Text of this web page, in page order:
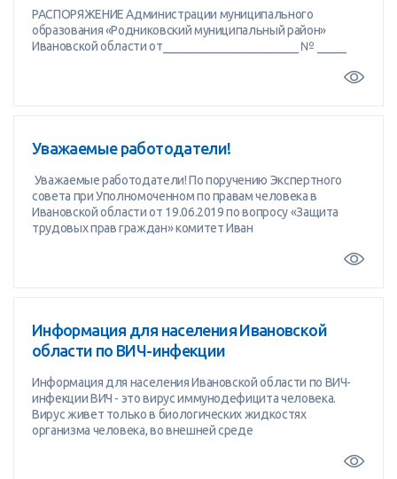
РАСПОРЯЖЕНИЕ Администрации муниципального
образования «Родниковский муниципальный район»
Ивановской области от_______________________ № _____
Уважаемые работодатели!
Уважаемые работодатели! По поручению Экспертного
совета при Уполномоченном по правам человека в
Ивановской области от 19.06.2019 по вопросу «Защита
трудовых прав граждан» комитет Иван
Информация для населения Ивановской
области по ВИЧ-инфекции
Информация для населения Ивановской области по ВИЧ-
инфекции ВИЧ - это вирус иммунодефицита человека.
Вирус живет только в биологических жидкостях
организма человека, во внешней среде